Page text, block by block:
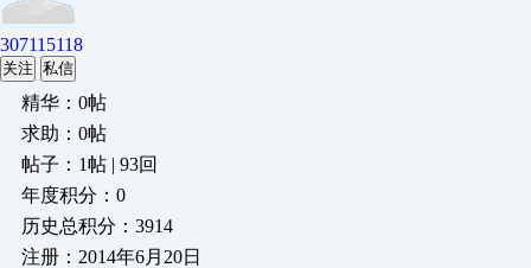
307115118
关注 私信
精华：0帖
求助：0帖
帖子：1帖 | 93回
年度积分：0
历史总积分：3914
注册：2014年6月20日